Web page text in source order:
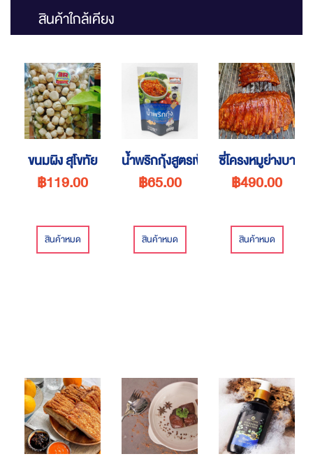
สินค้าใกล้เคียง
ขนมผิง สุโขทัย
฿119.00
สินค้าหมด
น้ำพริกกุ้งสูตรเข้มข้น
฿65.00
สินค้าหมด
ซี่โครงหมูย่างบาร์
฿490.00
สินค้าหมด